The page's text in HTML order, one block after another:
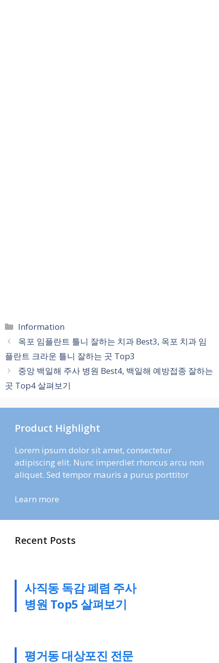
카
테
고
리
Information
옥포 임플란트 틀니 잘하는 치과 Best3, 옥포 치과 임
플란트 크라운 틀니 잘하는 곳 Top3
중앙 백일해 주사 병원 Best4, 백일해 예방접종 잘하는
곳 Top4 살펴보기
Product Highlight
Lorem ipsum dolor sit amet, consectetur
adipiscing elit. Nunc imperdiet rhoncus arcu non
aliquet. Sed tempor mauris a purus porttitor
Learn more
Recent Posts
사직동 독감 폐렴 주사
병원 Top5 살펴보기
평거동 대상포진 전문